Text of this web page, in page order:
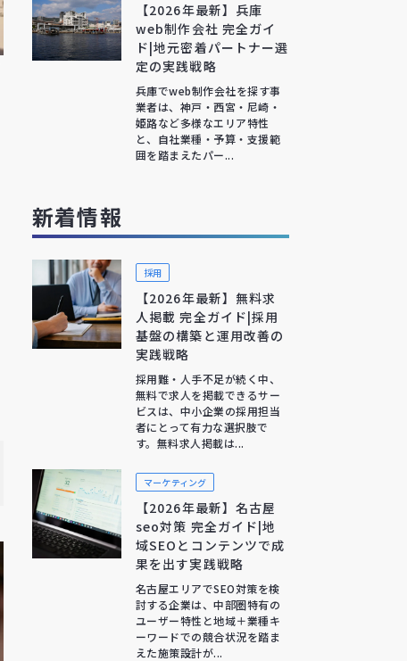
【2026年最新】兵庫
web制作会社 完全ガイ
ド|地元密着パートナー選
定の実践戦略
兵庫でweb制作会社を探す事
業者は、神戸・西宮・尼崎・
姫路など多様なエリア特性
と、自社業種・予算・支援範
囲を踏まえたパー...
新着情報
採用
【2026年最新】無料求
人掲載 完全ガイド|採用
基盤の構築と運用改善の
実践戦略
採用難・人手不足が続く中、
無料で求人を掲載できるサー
ビスは、中小企業の採用担当
者にとって有力な選択肢で
す。無料求人掲載は...
マーケティング
【2026年最新】名古屋
seo対策 完全ガイド|地
域SEOとコンテンツで成
果を出す実践戦略
名古屋エリアでSEO対策を検
討する企業は、中部圏特有の
ユーザー特性と地域＋業種キ
ーワードでの競合状況を踏ま
えた施策設計が...